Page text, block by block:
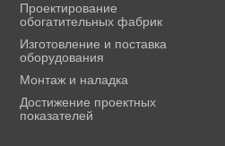
Проектирование
обогатительных фабрик
Изготовление и поставка
оборудования
Монтаж и наладка
Достижение проектных
показателей